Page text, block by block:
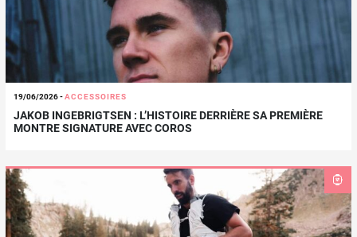
19/06/2026-ACCESSOIRES
JAKOB INGEBRIGTSEN : L’HISTOIRE DERRIÈRE SA PREMIÈRE
MONTRE SIGNATURE AVEC COROS